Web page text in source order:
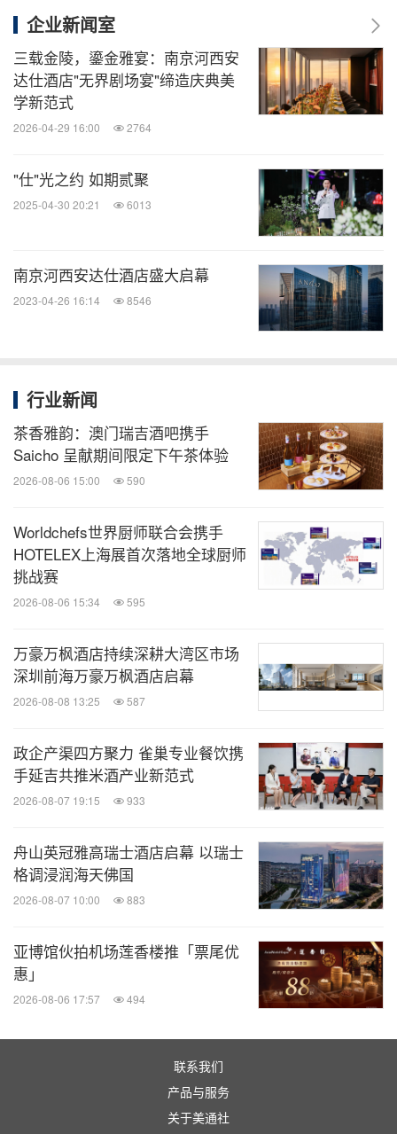
尚、物流行业最新动态。扫描二维码，立即
订阅！
关键词：食品饮料 餐厅与饭店
零售
业
旅游业
分享到：
企业新闻室
三载金陵，鎏金雅宴：南京河西安
达仕酒店"无界剧场宴"缔造庆典美
学新范式
2026-04-29 16:00 2764
"仕"光之约 如期贰聚
2025-04-30 20:21 6013
南京河西安达仕酒店盛大启幕
2023-04-26 16:14 8546
行业新闻
茶香雅韵：澳门瑞吉酒吧携手
Saicho 呈献期间限定下午茶体验
2026-08-06 15:00 590
Worldchefs世界厨师联合会携手
HOTELEX上海展首次落地全球厨师
挑战赛
2026-08-06 15:34 595
万豪万枫酒店持续深耕大湾区市场
深圳前海万豪万枫酒店启幕
2026-08-08 13:25 587
政企产渠四方聚力 雀巢专业餐饮携
手延吉共推米酒产业新范式
2026-08-07 19:15 933
舟山英冠雅高瑞士酒店启幕 以瑞士
格调浸润海天佛国
2026-08-07 10:00 883
亚博馆伙拍机场莲香楼推「票尾优
惠」
2026-08-06 17:57 494
联系我们
产品与服务
关于美通社